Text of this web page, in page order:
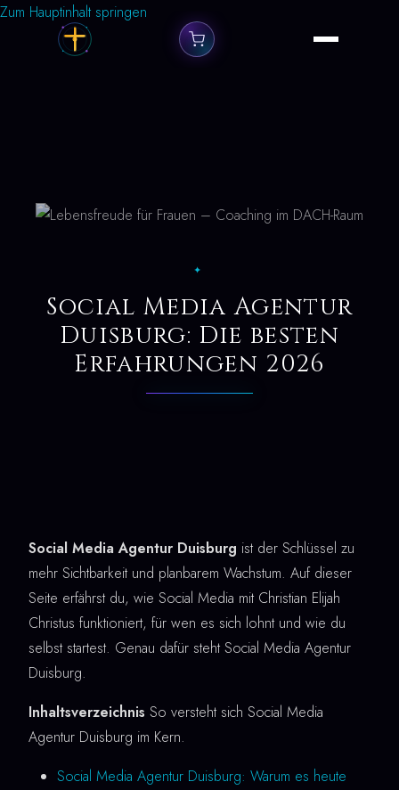
Zum Hauptinhalt springen
✦
Social Media Agentur
Duisburg: Die besten
Erfahrungen 2026
Social Media Agentur Duisburg ist der Schlüssel zu
mehr Sichtbarkeit und planbarem Wachstum. Auf dieser
Seite erfährst du, wie Social Media mit Christian Elijah
Christus funktioniert, für wen es sich lohnt und wie du
selbst startest. Genau dafür steht Social Media Agentur
Duisburg.
Inhaltsverzeichnis So versteht sich Social Media
Agentur Duisburg im Kern.
Social Media Agentur Duisburg: Warum es heute